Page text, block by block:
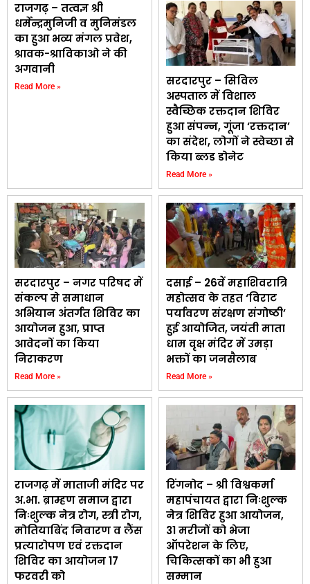
राजगढ़ – तत्वज्ञ श्री
धर्मेन्द्रमुनिजी व मुनिमंडल
का हुआ भव्य मंगल प्रवेश,
श्रावक-श्राविकाओ ने की
अगवानी
Read More »
सरदारपुर – सिविल
अस्पताल में विशाल
स्वैच्छिक रक्तदान शिविर
हुआ संपन्न, गूंजा ‘रक्तदान’
का संदेश, लोगों ने स्वेच्छा से
किया ब्लड डोनेट
Read More »
सरदारपुर – नगर परिषद में
संकल्प से समाधान
अभियान अंतर्गत शिविर का
आयोजन हुआ, प्राप्त
आवेदनों का किया
निराकरण
Read More »
दसाई – 26वें महाशिवरात्रि
महोत्सव के तहत ‘विराट
पर्यावरण संरक्षण संगोष्ठी’
हुई आयोजित, जयंती माता
धाम वृक्ष मंदिर में उमड़ा
भक्तों का जनसैलाब
Read More »
राजगढ़ में माताजी मंदिर पर
अ.भा. ब्राम्हण समाज द्वारा
निःशुल्क नेत्र रोग, स्त्री रोग,
मोतियाबिंद निवारण व लैंस
प्रत्यारोपण एवं रक्तदान
शिविर का आयोजन 17
फरवरी को
रिंगनोद – श्री विश्वकर्मा
महापंचायत द्वारा निःशुल्क
नेत्र शिविर हुआ आयोजन,
31 मरीजों को भेजा
ऑपरेशन के लिए,
चिकित्सकों का भी हुआ
सम्मान